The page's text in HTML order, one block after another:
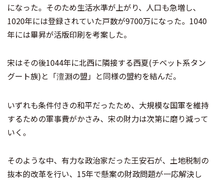
になった。そのため生活水準が上がり、人口も急増し、
1020年には登録されていた戸数が9700万になった。1040
年には畢昇が活版印刷を考案した。
宋はその後1044年に北西に隣接する西夏(チベット系タン
グート族)と「澶淵の盟」と同様の盟約を結んだ。
いずれも条件付きの和平だったため、大規模な国軍を維持
するための軍事費がかさみ、宋の財力は次第に磨り減って
いく。
そのような中、有力な政治家だった王安石が、土地税制の
抜本的改革を行い、15年で懸案の財政問題が一応解決し